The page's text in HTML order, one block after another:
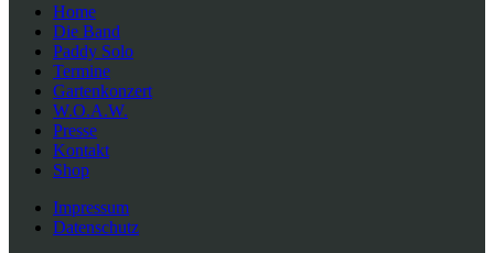
Home
Die Band
Paddy Solo
Termine
Gartenkonzert
W.O.A.W.
Presse
Kontakt
Shop
Impressum
Datenschutz